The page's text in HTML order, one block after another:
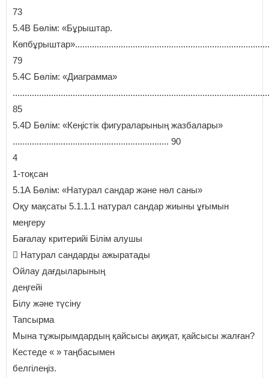
73
5.4B Бөлім: «Бұрыштар.
79
5.4C Бөлім: «Диаграмма»
85
5.4D Бөлім: «Кеңістік фигураларының жазбалары»
................................................................. 90
4
1-тоқсан
5.1А Бөлім: «Натурал сандар және нөл саны»
Оқу мақсаты 5.1.1.1 натурал сандар жиыны ұғымын
меңгеру
Бағалау критерийі Білім алушы
 Натурал сандарды ажыратады
Ойлау дағдыларының
деңгейі
Білу және түсіну
Тапсырма
Мына тұжырымдардың қайсысы ақиқат, қайсысы жалған?
Кестеде « » таңбасымен
белгілеңіз.